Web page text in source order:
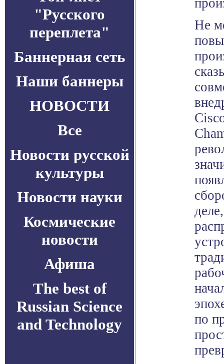
"Русского
переплета"
Баннерная сеть
Наши баннеры
НОВОСТИ
Все
Новости русской
культуры
Новости науки
Космические
новости
Афиша
The best of
Russian Science
and Technology
Не
по